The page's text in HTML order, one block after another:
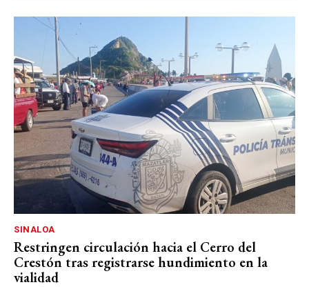
SINALOA
Restringen circulación hacia el Cerro del
Crestón tras registrarse hundimiento en la
vialidad